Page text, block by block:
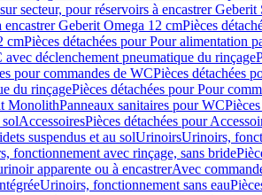
secteur, pour réservoirs à encastrer Geberit
Geberit Omega 12 cmPièces
cmPièces détachées pour Pour alimentation
déclenchement pneumatique du rinçage
pour commandes de WCPièces détachées
du rinçagePièces détachées pour Pour
MonolithPanneaux sanitaires pour WC
AccessoiresPièces détachées pour
suspendus et au solUrinoirsUrinoirs,
fonctionnement avec rinçage, sans bride
apparente ou à encastrerAvec
Urinoirs, fonctionnement sans eau